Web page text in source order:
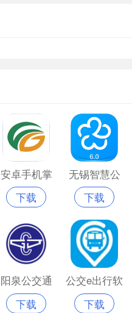
安卓手机掌
上公交
下载
无锡智慧公
交app官网苹
果版低版本
下载
阳泉公交通
app最新版
下载
公交e出行软
件
下载